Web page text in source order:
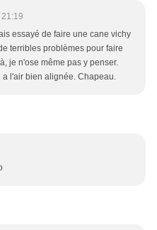
essayé de faire une cane vichy
terribles problèmes pour faire
je n'ose même pas y penser.
l'air bien alignée. Chapeau.